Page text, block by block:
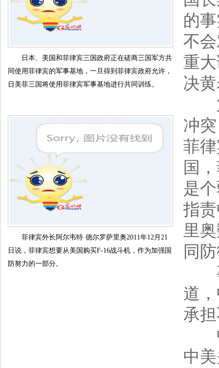
日本、美国和菲律宾三国政府正在磋商三国军方共
同使用菲律宾的军事基地，一旦得到菲律宾政府允许，
日美菲三国将使用菲律宾军事基地进行共同训练。
菲律宾外长阿尔韦特·德尔罗萨里奥2011年12月21
日说，菲律宾想要从美国购买F-16战斗机，作为加强国
防努力的一部分。
的
不
重
决
第
冲
菲
国
是
指
里
同
事
道
承
中
中